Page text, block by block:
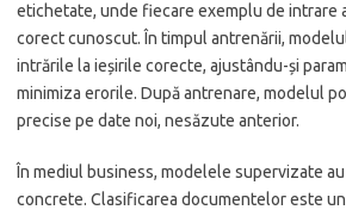
etichetate, unde fiecare exemplu de intrare
corect cunoscut. În timpul antrenării,
intrările la ieșirile corecte, ajustându-și
minimiza erorile. După antrenare, modelul
precise pe date noi, nesăzute anterior.
În mediul business, modelele supervizate
concrete. Clasificarea documentelor este